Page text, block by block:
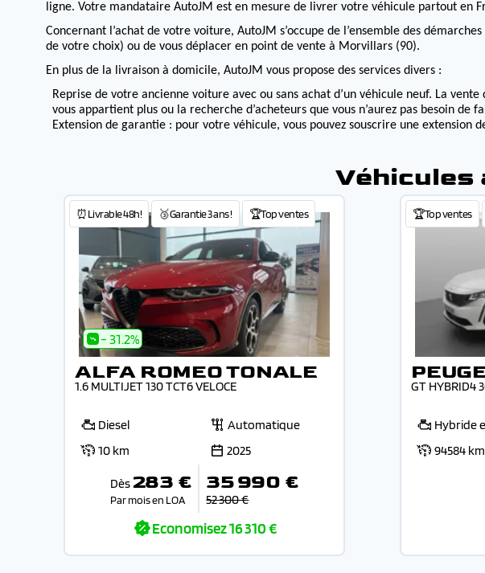
ligne. Votre mandataire AutoJM est en mesure de livrer votre véhicule partout en
Concernant l’achat de votre voiture, AutoJM s’occupe de l’ensemble des
de votre choix) ou de vous déplacer en point de vente à Morvillars (90).
En plus de la livraison à domicile, AutoJM vous propose des services divers :
Reprise de votre ancienne voiture avec ou sans achat d’un véhicule neuf. La
vous appartient plus ou la recherche d’acheteurs que vous n’aurez pas besoin de
Extension de garantie : pour votre véhicule, vous pouvez souscrire une extension
Véhicules
⏰Livrable 48h! 🥉Garantie 3 ans ! 🏆Top ventes
- 31.2%
ALFA ROMEO TONALE
1.6 MULTIJET 130 TCT6 VELOCE
Diesel
Automatique
10 km
2025
Dès 283 €
Par mois en LOA
35 990 €
52 300 €
Economisez16 310 €
🏆Top ventes
GT HYBRID4
Hybride
94584 km